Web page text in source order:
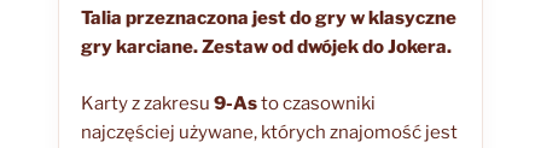
Talia przeznaczona jest do gry w klasyczne
gry karciane.Zestaw od dwójek do Jokera.
Karty z zakresu 9-Asto czasowniki
najczęściej używane, których znajomość jest